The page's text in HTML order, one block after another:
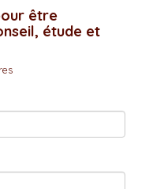
être
étude et